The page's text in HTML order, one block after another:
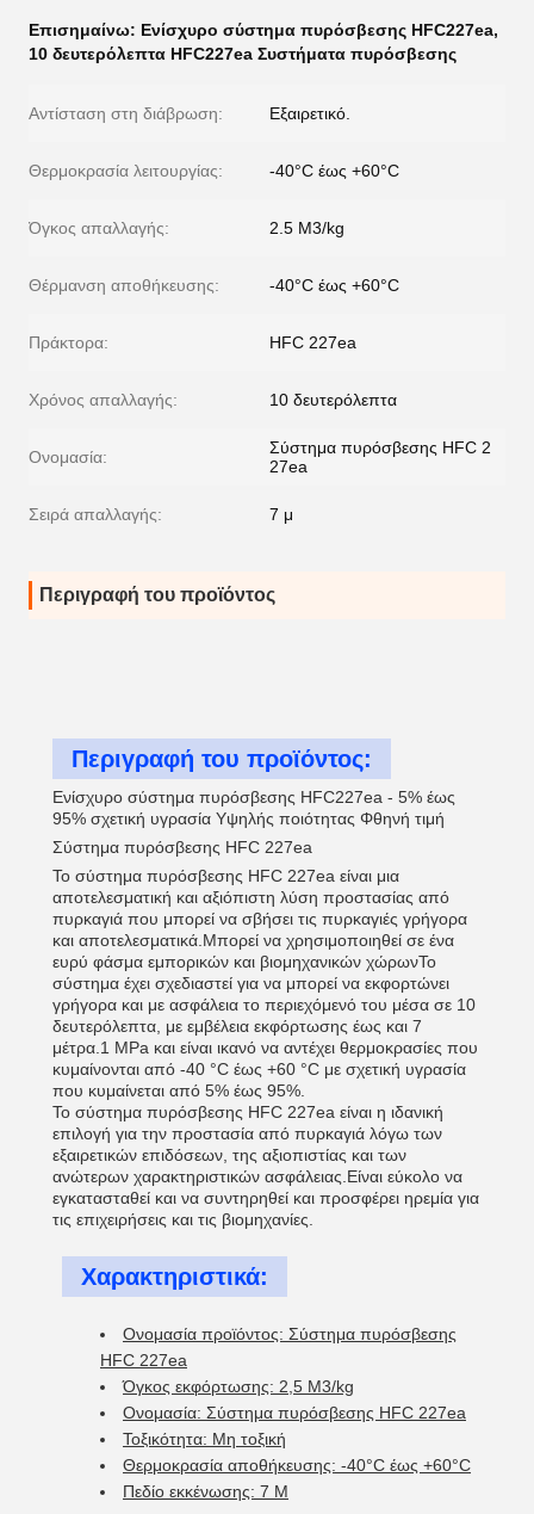
Επισημαίνω: Ενίσχυρο σύστημα πυρόσβεσης HFC227ea,
10 δευτερόλεπτα HFC227ea Συστήματα πυρόσβεσης
Αντίσταση στη διάβρωση: Εξαιρετικό.
Θερμοκρασία λειτουργίας: -40°C έως +60°C
Όγκος απαλλαγής: 2.5 M3/kg
Θέρμανση αποθήκευσης: -40°C έως +60°C
Πράκτορα: HFC 227ea
Χρόνος απαλλαγής: 10 δευτερόλεπτα
Ονομασία:
Σύστημα πυρόσβεσης HFC 2
27ea
Σειρά απαλλαγής: 7 μ
Περιγραφή του προϊόντος
Περιγραφή του προϊόντος:
Ενίσχυρο σύστημα πυρόσβεσης HFC227ea - 5% έως
95% σχετική υγρασία Υψηλής ποιότητας Φθηνή τιμή
Σύστημα πυρόσβεσης HFC 227ea
Το σύστημα πυρόσβεσης HFC 227ea είναι μια
αποτελεσματική και αξιόπιστη λύση προστασίας από
πυρκαγιά που μπορεί να σβήσει τις πυρκαγιές γρήγορα
και αποτελεσματικά.Μπορεί να χρησιμοποιηθεί σε ένα
ευρύ φάσμα εμπορικών και βιομηχανικών χώρωνΤο
σύστημα έχει σχεδιαστεί για να μπορεί να εκφορτώνει
γρήγορα και με ασφάλεια το περιεχόμενό του μέσα σε 10
δευτερόλεπτα, με εμβέλεια εκφόρτωσης έως και 7
μέτρα.1 MPa και είναι ικανό να αντέχει θερμοκρασίες που
κυμαίνονται από -40 °C έως +60 °C με σχετική υγρασία
που κυμαίνεται από 5% έως 95%.
Το σύστημα πυρόσβεσης HFC 227ea είναι η ιδανική
επιλογή για την προστασία από πυρκαγιά λόγω των
εξαιρετικών επιδόσεων, της αξιοπιστίας και των
ανώτερων χαρακτηριστικών ασφάλειας.Είναι εύκολο να
εγκατασταθεί και να συντηρηθεί και προσφέρει ηρεμία για
τις επιχειρήσεις και τις βιομηχανίες.
Χαρακτηριστικά:
Ονομασία προϊόντος: Σύστημα πυρόσβεσης
HFC 227ea
Όγκος εκφόρτωσης: 2,5 M3/kg
Ονομασία: Σύστημα πυρόσβεσης HFC 227ea
Τοξικότητα: Μη τοξική
Θερμοκρασία αποθήκευσης: -40°C έως +60°C
Πεδίο εκκένωσης: 7 M